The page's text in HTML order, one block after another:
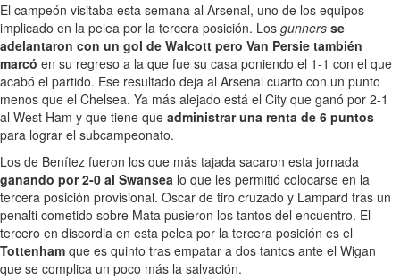
El campeón visitaba esta semana al Arsenal, uno de los equipos
implicado en la pelea por la tercera posición. Los gunners se
adelantaron con un gol de Walcott pero Van Persie también
marcó en su regreso a la que fue su casa poniendo el 1-1 con el que
acabó el partido. Ese resultado deja al Arsenal cuarto con un punto
menos que el Chelsea. Ya más alejado está el City que ganó por 2-1
al West Ham y que tiene que administrar una renta de 6 puntos
para lograr el subcampeonato.
Los de Benítez fueron los que más tajada sacaron esta jornada
ganando por 2-0 al Swansea lo que les permitió colocarse en la
tercera posición provisional. Oscar de tiro cruzado y Lampard tras un
penalti cometido sobre Mata pusieron los tantos del encuentro. El
tercero en discordia en esta pelea por la tercera posición es el
Tottenham que es quinto tras empatar a dos tantos ante el Wigan
que se complica un poco más la salvación.